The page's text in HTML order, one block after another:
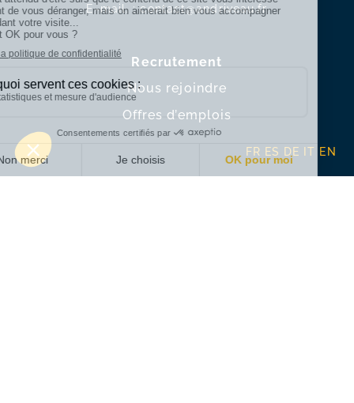
E-mail. :contact@andriveau.fr
Recrutement
Nous rejoindre
Offres d’emplois
FR ES DE IT EN